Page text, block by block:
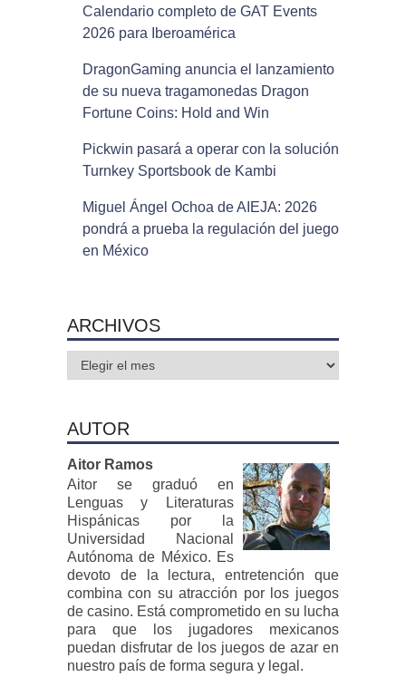
Calendario completo de GAT Events
2026 para Iberoamérica
DragonGaming anuncia el lanzamiento
de su nueva tragamonedas Dragon
Fortune Coins: Hold and Win
Pickwin pasará a operar con la solución
Turnkey Sportsbook de Kambi
Miguel Ángel Ochoa de AIEJA: 2026
pondrá a prueba la regulación del juego
en México
ARCHIVOS
Archivos
AUTOR
Aitor Ramos
Aitor se graduó en
Lenguas y Literaturas
Hispánicas por la
Universidad Nacional
Autónoma de México. Es
devoto de la lectura, entretención que
combina con su atracción por los juegos
de casino. Está comprometido en su lucha
para que los jugadores mexicanos
puedan disfrutar de los juegos de azar en
nuestro país de forma segura y legal.